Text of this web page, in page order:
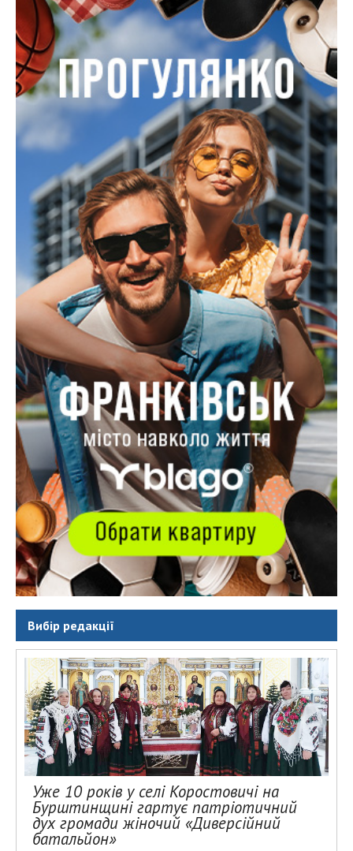
Вибір редакції
Уже 10 років у селі Коростовичі на
Бурштинщині гартує патріотичний
дух громади жіночий «Диверсійний
батальйон»